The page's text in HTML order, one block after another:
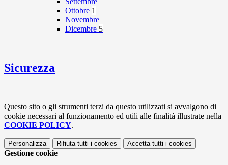
Ottobre 1
Novembre
Dicembre 5
Sicurezza
Questo sito o gli strumenti terzi da questo utilizzati si avvalgono di
cookie necessari al funzionamento ed utili alle finalità illustrate nella
COOKIE POLICY.
Personalizza Rifiuta tutti i cookies Accetta tutti i cookies
Gestione cookie